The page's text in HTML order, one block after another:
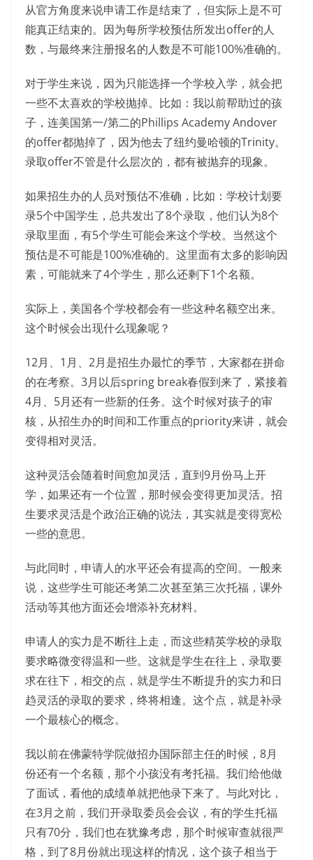
从官方角度来说申请工作是结束了，但实际上是不可
能真正结束的。因为每所学校预估所发出offer的人
数，与最终来注册报名的人数是不可能100%准确的。
对于学生来说，因为只能选择一个学校入学，就会把
一些不太喜欢的学校抛掉。比如：我以前帮助过的孩
子，连美国第一/第二的Phillips Academy Andover
的offer都抛掉了，因为他去了纽约曼哈顿的Trinity。
录取offer不管是什么层次的，都有被抛弃的现象。
如果招生办的人员对预估不准确，比如：学校计划要
录5个中国学生，总共发出了8个录取，他们认为8个
录取里面，有5个学生可能会来这个学校。当然这个
预估是不可能是100%准确的。这里面有太多的影响因
素，可能就来了4个学生，那么还剩下1个名额。
实际上，美国各个学校都会有一些这种名额空出来。
这个时候会出现什么现象呢？
12月、1月、2月是招生办最忙的季节，大家都在拼命
的在考察。3月以后spring break春假到来了，紧接着
4月、5月还有一些新的任务。这个时候对孩子的审
核，从招生办的时间和工作重点的priority来讲，就会
变得相对灵活。
这种灵活会随着时间愈加灵活，直到9月份马上开
学，如果还有一个位置，那时候会变得更加灵活。招
生要求灵活是个政治正确的说法，其实就是变得宽松
一些的意思。
与此同时，申请人的水平还会有提高的空间。一般来
说，这些学生可能还考第二次甚至第三次托福，课外
活动等其他方面还会增添补充材料。
申请人的实力是不断往上走，而这些精英学校的录取
要求略微变得温和一些。这就是学生在往上，录取要
求在往下，相交的点，就是学生不断提升的实力和日
趋灵活的录取的要求，终将相逢。这个点，就是补录
一个最核心的概念。
我以前在佛蒙特学院做招办国际部主任的时候，8月
份还有一个名额，那个小孩没有考托福。我们给他做
了面试，看他的成绩单就把他录下来了。与此对比，
在3月之前，我们开录取委员会会议，有的学生托福
只有70分，我们也在犹豫考虑，那个时候审查就很严
格，到了8月份就出现这样的情况，这个孩子相当于